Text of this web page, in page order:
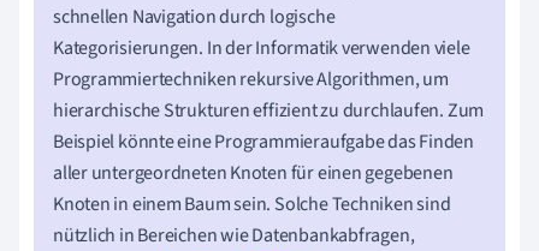
schnellen Navigation durch logische
Kategorisierungen. In der Informatik verwenden viele
Programmiertechniken rekursive Algorithmen, um
hierarchische Strukturen effizient zu durchlaufen. Zum
Beispiel könnte eine Programmieraufgabe das Finden
aller untergeordneten Knoten für einen gegebenen
Knoten in einem Baum sein. Solche Techniken sind
nützlich in Bereichen wie Datenbankabfragen,